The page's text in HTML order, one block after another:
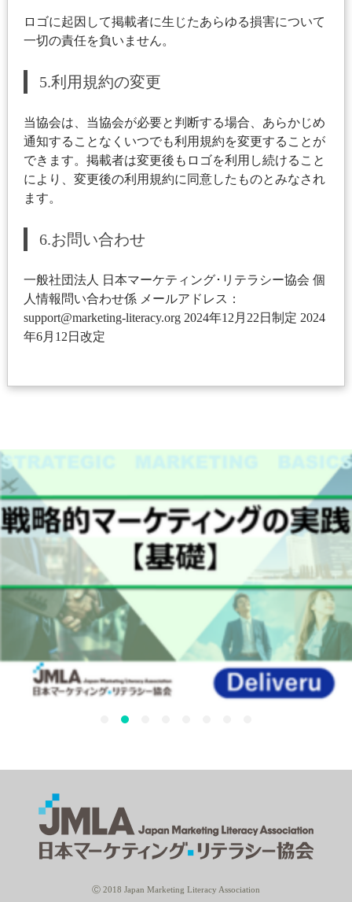
ロゴに起因して掲載者に生じたあらゆる損害について
一切の責任を負いません。
5.利用規約の変更
当協会は、当協会が必要と判断する場合、あらかじめ
通知することなくいつでも利用規約を変更することが
できます。掲載者は変更後もロゴを利用し続けること
により、変更後の利用規約に同意したものとみなされ
ます。
6.お問い合わせ
一般社団法人 日本マーケティング･リテラシー協会 個
人情報問い合わせ係 メールアドレス：
support@marketing-literacy.org 2024年12月22日制定 2024
年6月12日改定
Ⓒ 2018 Japan Marketing Literacy Association